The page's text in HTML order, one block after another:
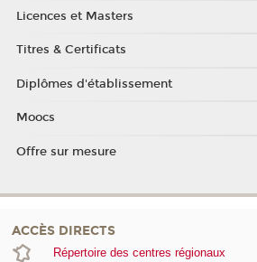
Licences et Masters
Titres & Certificats
Diplômes d'établissement
Moocs
Offre sur mesure
ACCÈS DIRECTS
Répertoire des centres régionaux